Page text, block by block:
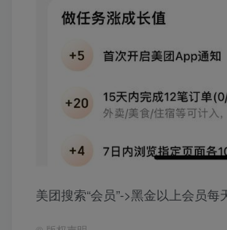
美团搜索“会员”->黑金以上会员